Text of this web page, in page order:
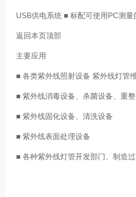
USB供电系统 ■ 标配可使用PC测量
返回本页顶部
主要应用
■ 各类紫外线照射设备 紫外线灯管
■ 紫外线消毒设备、杀菌设备、重
■ 紫外线固化设备、清洗设备
■ 紫外线表面处理设备
■ 各种紫外线灯管开发部门、制造